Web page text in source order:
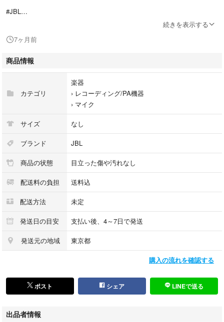
#JBL
#マイク
続きを表示する
7ヶ月前
商品情報
カテゴリ
楽器
› レコーディング/PA機器
› マイク
サイズ なし
ブランド JBL
商品の状態 目立った傷や汚れなし
配送料の負担 送料込
配送方法 未定
発送日の目安 支払い後、4～7日で発送
発送元の地域 東京都
購入の流れを確認する
ポスト シェア LINEで送る
出品者情報